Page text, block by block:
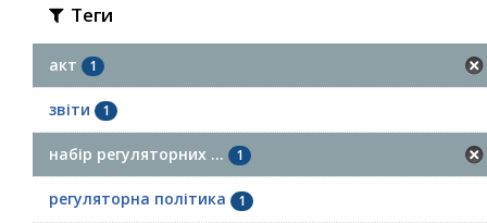
Теги
акт 1
звіти 1
набір регуляторних ... 1
регуляторна політика 1